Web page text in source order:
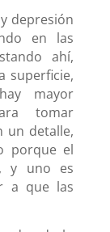
depresión
en las
ahí,
superficie,
mayor
tomar
un detalle,
porque el
y uno es
a que las